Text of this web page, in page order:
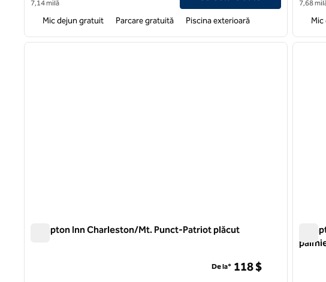
7,14 milă
Mic dejun gratuit Parcare gratuită Piscina exterioară
7,68
1 din 12
imaginea
Hampton Inn Charleston/Mt. Punct-Patriot plăcut
De la* 118 $
1 din 12